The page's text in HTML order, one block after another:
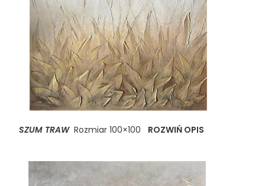
SZUM TRAWRozmiar 100×100 ROZWIŃ OPIS